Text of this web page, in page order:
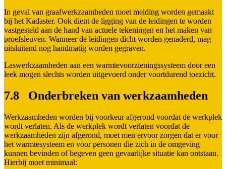
In geval van graafwerkzaamheden moet melding worden gemaakt
bij het Kadaster. Ook dient de ligging van de leidingen te worden
vastgesteld aan de hand van actuele tekeningen en het maken van
proefsleuven. Wanneer de leidingen dicht worden genaderd, mag
uitsluitend nog handmatig worden gegraven.
Laswerkzaamheden aan een warmtevoorzieningssysteem door een
leek mogen slechts worden uitgevoerd onder voortdurend toezicht.
7.8 Onderbreken van werkzaamheden
Werkzaamheden worden bij voorkeur afgerond voordat de werkplek
wordt verlaten. Als de werkplek wordt verlaten voordat de
werkzaamheden zijn afgerond, moet men ervoor zorgen dat er voor
het warmtesysteem en voor personen die zich in de omgeving
kunnen bevinden of begeven geen gevaarlijke situatie kan ontstaan.
Hierbij moet minimaal: